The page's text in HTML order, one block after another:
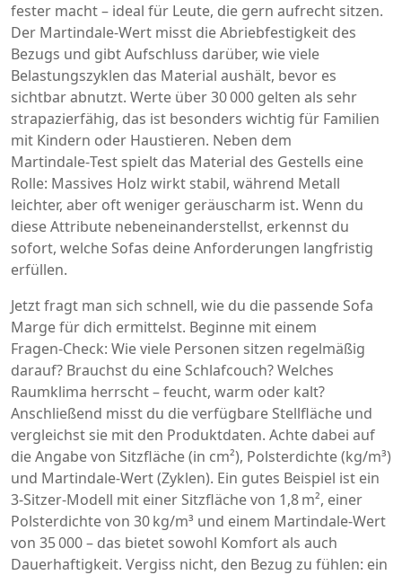
fester macht – ideal für Leute, die gern aufrecht sitzen.
Der Martindale‑Wert misst die Abriebfestigkeit des
Bezugs und gibt Aufschluss darüber, wie viele
Belastungszyklen das Material aushält, bevor es
sichtbar abnutzt. Werte über 30 000 gelten als sehr
strapazierfähig, das ist besonders wichtig für Familien
mit Kindern oder Haustieren. Neben dem
Martindale‑Test spielt das Material des Gestells eine
Rolle: Massives Holz wirkt stabil, während Metall
leichter, aber oft weniger geräuscharm ist. Wenn du
diese Attribute nebeneinanderstellst, erkennst du
sofort, welche Sofas deine Anforderungen langfristig
erfüllen.
Jetzt fragt man sich schnell, wie du die passende Sofa
Marge für dich ermittelst. Beginne mit einem
Fragen‑Check: Wie viele Personen sitzen regelmäßig
darauf? Brauchst du eine Schlafcouch? Welches
Raumklima herrscht – feucht, warm oder kalt?
Anschließend misst du die verfügbare Stellfläche und
vergleichst sie mit den Produktdaten. Achte dabei auf
die Angabe von Sitzfläche (in cm²), Polsterdichte (kg/m³)
und Martindale‑Wert (Zyklen). Ein gutes Beispiel ist ein
3‑Sitzer‑Modell mit einer Sitzfläche von 1,8 m², einer
Polsterdichte von 30 kg/m³ und einem Martindale‑Wert
von 35 000 – das bietet sowohl Komfort als auch
Dauerhaftigkeit. Vergiss nicht, den Bezug zu fühlen: ein